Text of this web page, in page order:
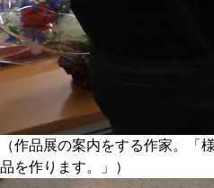
（作品展の案内をする作家。
品を作ります。」）